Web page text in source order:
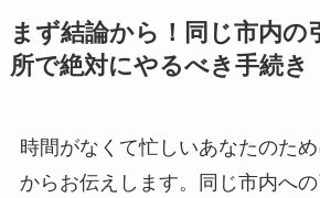
まず結論から！同じ市内の
所で絶対にやるべき手続き
時間がなくて忙しいあなたのた
からお伝えします。同じ市内へ